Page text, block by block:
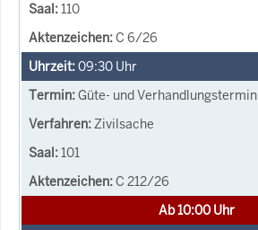
110
C 6/26
09:30 Uhr
Güte- und Verhandlungstermin
Zivilsache
101
C 212/26
Ab 10:00 Uhr